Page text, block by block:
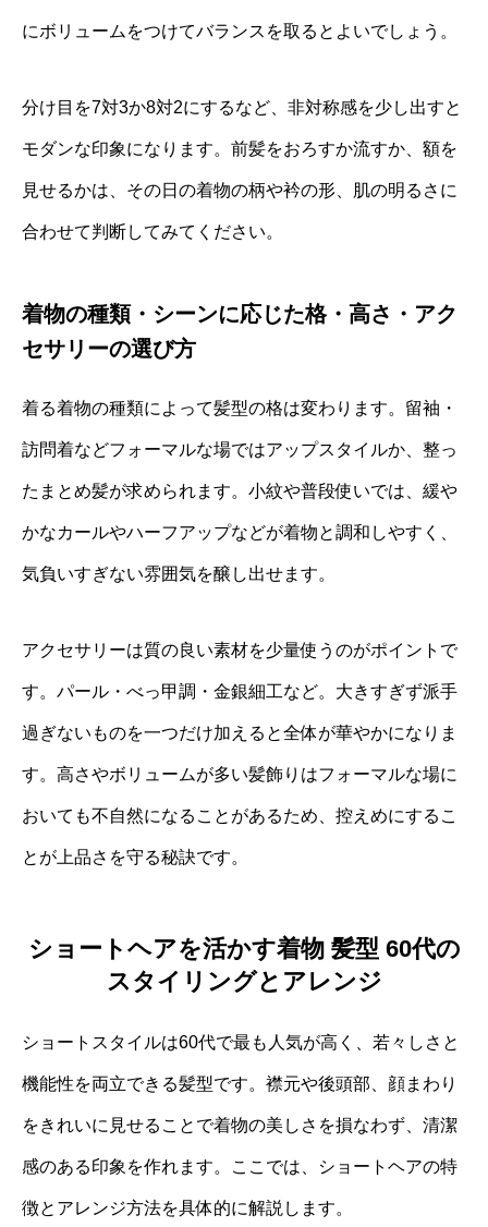
にボリュームをつけてバランスを取るとよいでしょう。
分け目を7対3か8対2にするなど、非対称感を少し出すと
モダンな印象になります。前髪をおろすか流すか、額を
見せるかは、その日の着物の柄や衿の形、肌の明るさに
合わせて判断してみてください。
着物の種類・シーンに応じた格・高さ・アク
セサリーの選び方
着る着物の種類によって髪型の格は変わります。留袖・
訪問着などフォーマルな場ではアップスタイルか、整っ
たまとめ髪が求められます。小紋や普段使いでは、緩や
かなカールやハーフアップなどが着物と調和しやすく、
気負いすぎない雰囲気を醸し出せます。
アクセサリーは質の良い素材を少量使うのがポイントで
す。パール・べっ甲調・金銀細工など。大きすぎず派手
過ぎないものを一つだけ加えると全体が華やかになりま
す。高さやボリュームが多い髪飾りはフォーマルな場に
おいても不自然になることがあるため、控えめにするこ
とが上品さを守る秘訣です。
ショートヘアを活かす着物 髪型 60代の
スタイリングとアレンジ
ショートスタイルは60代で最も人気が高く、若々しさと
機能性を両立できる髪型です。襟元や後頭部、顔まわり
をきれいに見せることで着物の美しさを損なわず、清潔
感のある印象を作れます。ここでは、ショートヘアの特
徴とアレンジ方法を具体的に解説します。